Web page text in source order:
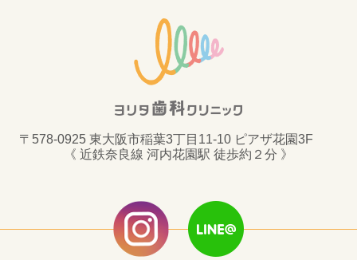
〒578-0925 東大阪市稲葉3丁目11-10 ピアザ花園3F
《 近鉄奈良線 河内花園駅 徒歩約２分 》